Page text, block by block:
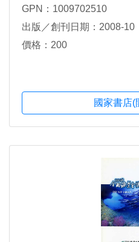
GPN：1009702510
出版／創刊日期：2008-10
價格：200
國家書店(